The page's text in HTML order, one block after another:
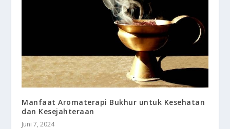
Manfaat Aromaterapi Bukhur untuk Kesehatan
dan Kesejahteraan
Juni 7, 2024